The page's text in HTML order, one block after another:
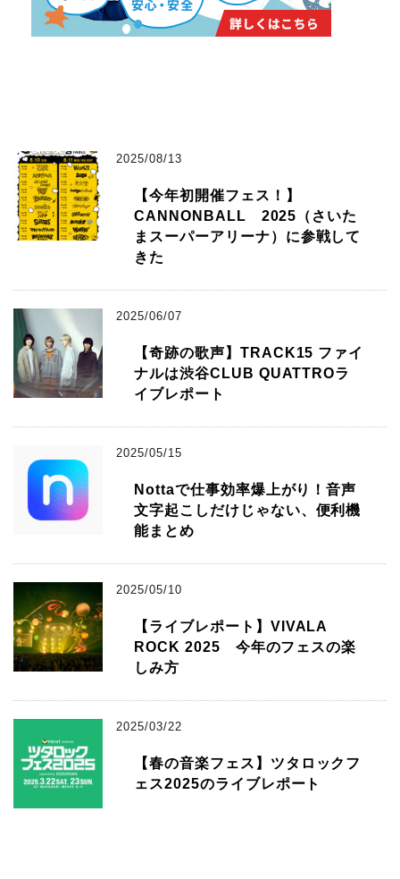
2025/08/13
【今年初開催フェス！】
CANNONBALL 2025（さいた
まスーパーアリーナ）に参戦して
きた
2025/06/07
【奇跡の歌声】TRACK15 ファイ
ナルは渋谷CLUB QUATTROラ
イブレポート
2025/05/15
Nottaで仕事効率爆上がり！音声
文字起こしだけじゃない、便利機
能まとめ
2025/05/10
【ライブレポート】VIVALA
ROCK 2025 今年のフェスの楽
しみ方
2025/03/22
【春の音楽フェス】ツタロックフ
ェス2025のライブレポート